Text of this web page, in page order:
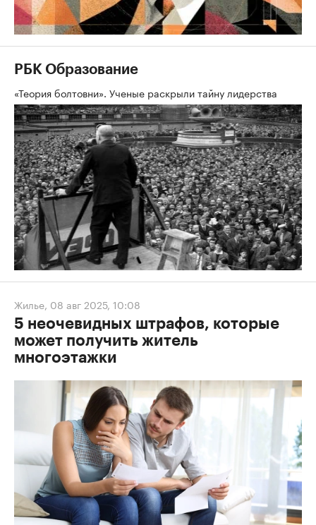
РБК Образование
«Теория болтовни». Ученые раскрыли тайну лидерства
Жилье, 08 авг 2025, 10:08
5 неочевидных штрафов, которые
может получить житель
многоэтажки